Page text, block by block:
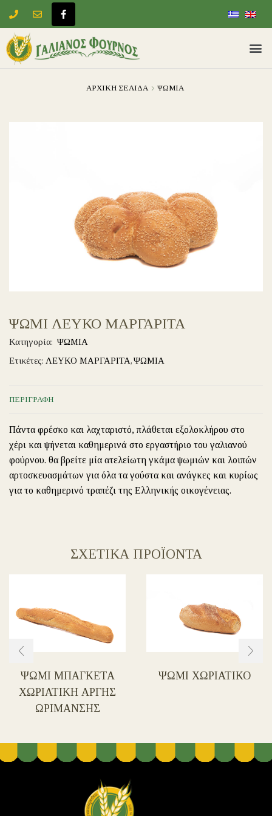
ΑΡΧΙΚΉ ΣΕΛΊΔΑ ΨΩΜΙΑ
ΨΩΜΙ ΛΕΥΚΟ ΜΑΡΓΑΡΙΤΑ
Κατηγορία: ΨΩΜΙΑ
Ετικέτες: ΛΕΥΚΟ ΜΑΡΓΑΡΙΤΑ,ΨΩΜΙΑ
ΠΕΡΙΓΡΑΦΉ
Πάντα φρέσκο και λαχταριστό, πλάθεται εξολοκλήρου στο
χέρι και ψήνεται καθημερινά στο εργαστήριο του γαλιανού
φούρνου. θα βρείτε μία ατελείωτη γκάμα ψωμιών και λοιπών
αρτοσκευασμάτων για όλα τα γούστα και ανάγκες και κυρίως
για το καθημερινό τραπέζι της Ελληνικής οικογένειας.
ΣΧΕΤΙΚΑ ΠΡΟΪΟΝΤΑ
ΨΩΜΙ ΜΠΑΓΚΕΤΑ
ΧΩΡΙΑΤΙΚΗ ΑΡΓΗΣ
ΩΡΙΜΑΝΣΗΣ
ΨΩΜΙ ΧΩΡΙΑΤΙΚΟ